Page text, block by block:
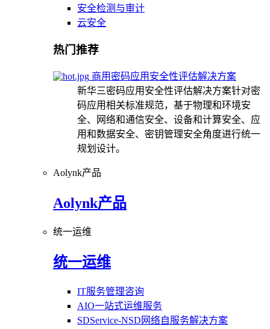
安全检测与审计
云安全
热门推荐
商用密码应用安全性评估解决方案
新华三密码应用安全性评估解决方案针对密
码应用相关标准规范，基于物理和环境安
全、网络和通信安全、设备和计算安全、应
用和数据安全、密钥管理安全角度进行统一
规划设计。
Aolynk产品
Aolynk产品
统一运维
统一运维
IT服务管理咨询
AIO一站式运维服务
SDService-NSD网络自服务解决方案